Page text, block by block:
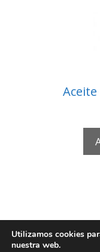
Utilizamos cookies
nuestra web.